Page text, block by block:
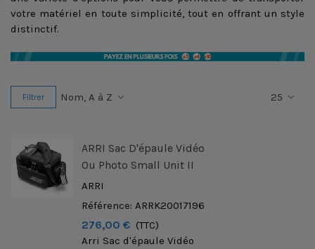
votre matériel en toute simplicité, tout en offrant un style
distinctif.
Filtrer Nom, A à Z 25
ARRI Sac D'épaule Vidéo
Ou Photo Small Unit II
ARRI
Référence: ARRK20017196
276,00 € (TTC)
Arri Sac d'épaule Vidéo